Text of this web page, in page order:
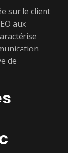
sur le client
aux
de